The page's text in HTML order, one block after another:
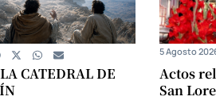
CATEDRAL DE
Actos
San
5 Agosto